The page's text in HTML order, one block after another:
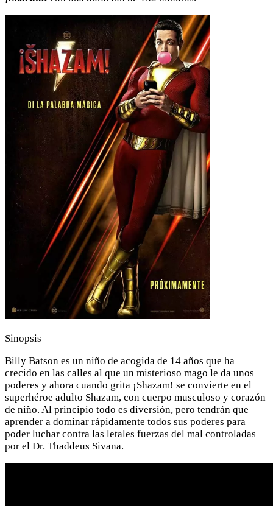
Sinopsis
Billy Batson es un niño de acogida de 14 años que ha
crecido en las calles al que un misterioso mago le da unos
poderes y ahora cuando grita ¡Shazam! se convierte en el
superhéroe adulto Shazam, con cuerpo musculoso y corazón
de niño. Al principio todo es diversión, pero tendrán que
aprender a dominar rápidamente todos sus poderes para
poder luchar contra las letales fuerzas del mal controladas
por el Dr. Thaddeus Sivana.